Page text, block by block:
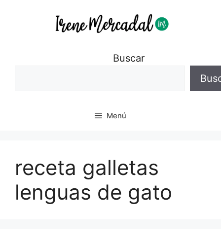
Buscar
Menú
receta galletas
lenguas de gato